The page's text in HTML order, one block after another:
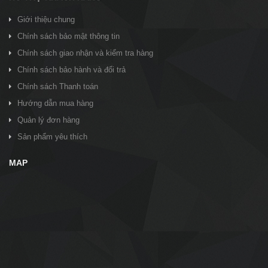
Giới thiệu chung
Chính sách bảo mật thông tin
Chính sách giao nhận và kiểm tra hàng
Chính sách bảo hành và đổi trả
Chính sách Thanh toán
Hướng dẫn mua hàng
Quản lý đơn hàng
Sản phẩm yêu thích
MAP